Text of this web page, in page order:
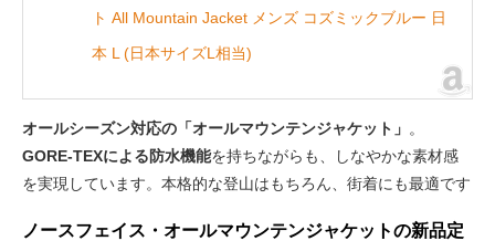
ト All Mountain Jacket メンズ コズミックブルー 日
本 L (日本サイズL相当)
オールシーズン対応の「オールマウンテンジャケット」 。
GORE-TEXによる防水機能を持ちながらも、しなやかな素材感
を実現しています。本格的な登山はもちろん、街着にも最適です
ノースフェイス・オールマウンテンジャケットの新品定